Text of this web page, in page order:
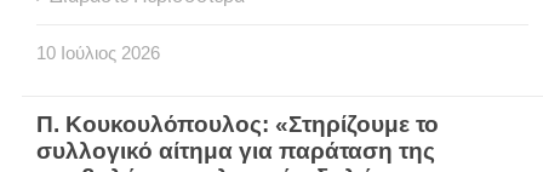
10 Ιούλιος 2026
Π. Κουκουλόπουλος: «Στηρίζουμε το
συλλογικό αίτημα για παράταση της